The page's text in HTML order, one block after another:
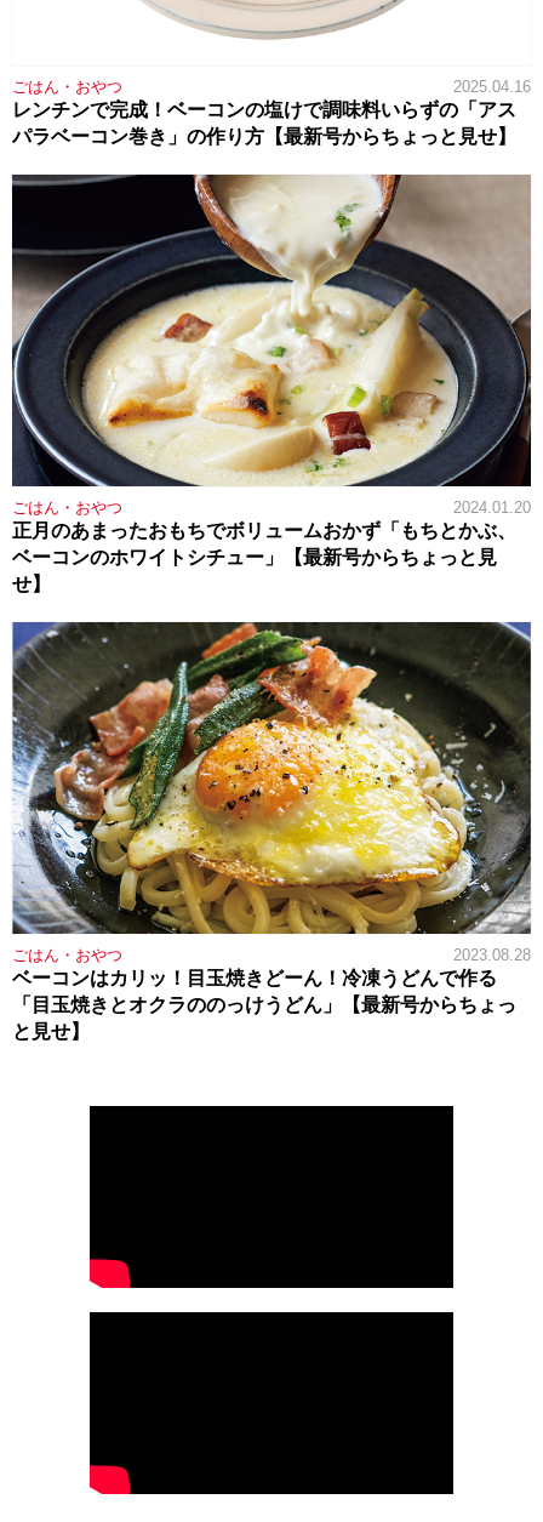
ごはん・おやつ 2025.04.16
レンチンで完成！ベーコンの塩けで調味料いらずの「アス
パラベーコン巻き」の作り方【最新号からちょっと見せ】
ごはん・おやつ 2024.01.20
正月のあまったおもちでボリュームおかず「もちとかぶ、
ベーコンのホワイトシチュー」【最新号からちょっと見
せ】
ごはん・おやつ 2023.08.28
ベーコンはカリッ！目玉焼きどーん！冷凍うどんで作る
「目玉焼きとオクラののっけうどん」【最新号からちょっ
と見せ】